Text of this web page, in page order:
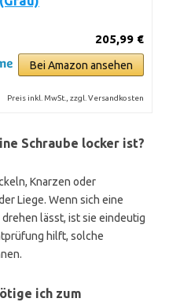
205,99 €
Bei Amazon ansehen
Preis inkl. MwSt., zzgl. Versandkosten
Schraube locker ist?
Knarzen oder
Liege. Wenn sich eine
lässt, ist sie eindeutig
hilft, solche
ich zum